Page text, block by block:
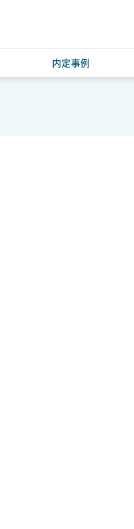
内定事例